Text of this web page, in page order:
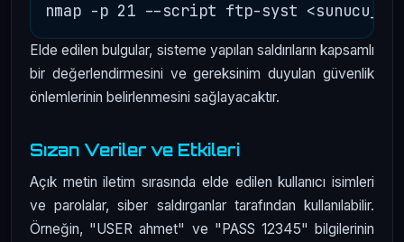
Elde edilen bulgular, sisteme yapılan saldırıların kapsamlı
bir değerlendirmesini ve gereksinim duyulan güvenlik
önlemlerinin belirlenmesini sağlayacaktır.
Sızan Veriler ve Etkileri
Açık metin iletim sırasında elde edilen kullanıcı isimleri
ve parolalar, siber saldırganlar tarafından kullanılabilir.
Örneğin, "USER ahmet" ve "PASS 12345" bilgilerinin